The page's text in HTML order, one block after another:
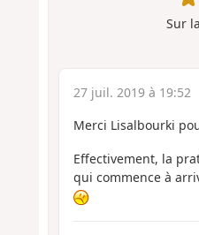
Sur
27 juil. 2019 à 19:52
Merci Lisalbourki
Effectivement, la
qui commence à